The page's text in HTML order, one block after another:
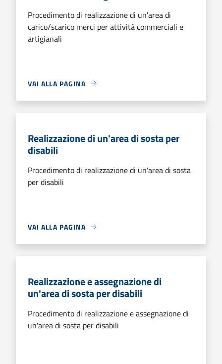
Procedimento di realizzazione di un'area di
carico/scarico merci per attività commerciali e
artigianali
VAI ALLA PAGINA
Realizzazione di un'area di sosta per
disabili
Procedimento di realizzazione di un'area di sosta
per disabili
VAI ALLA PAGINA
Realizzazione e assegnazione di
un'area di sosta per disabili
Procedimento di realizzazione e assegnazione di
un'area di sosta per disabili